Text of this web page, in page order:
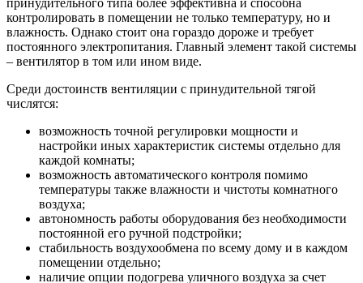
принудительного типа более эффективна и способна
контролировать в помещении не только температуру, но и
влажность. Однако стоит она гораздо дороже и требует
постоянного электропитания. Главный элемент такой системы
– вентилятор в том или ином виде.
Среди достоинств вентиляции с принудительной тягой
числятся:
возможность точной регулировки мощности и
настройки иных характеристик системы отдельно для
каждой комнаты;
возможность автоматического контроля помимо
температуры также влажности и чистоты комнатного
воздуха;
автономность работы оборудования без необходимости
постоянной его ручной подстройки;
стабильность воздухообмена по всему дому и в каждом
помещении отдельно;
наличие опции подогрева уличного воздуха за счет